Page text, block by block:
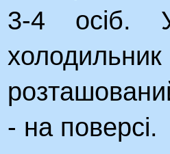
3-4 осіб.
- на поверсі.